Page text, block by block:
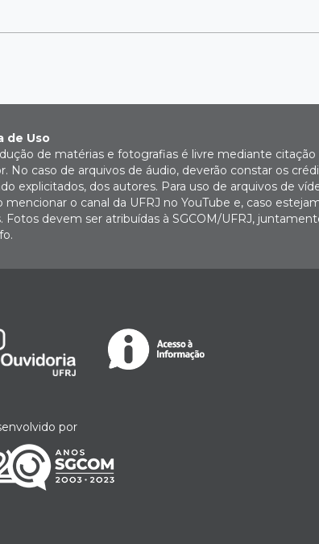
de Uso
de matérias e fotografias é livre mediante citação
No caso de arquivos de áudio, deverão constar os
explicitados, dos autores. Para uso de arquivos de
mencionar o canal da UFRJ no YouTube e, caso
Fotos devem ser atribuídas à SGCOM/UFRJ,
por